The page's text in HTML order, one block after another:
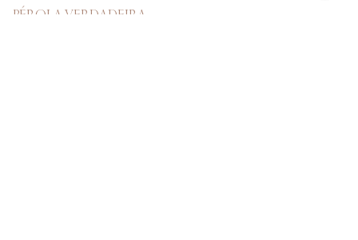
PÉROLA VERDADEIRA